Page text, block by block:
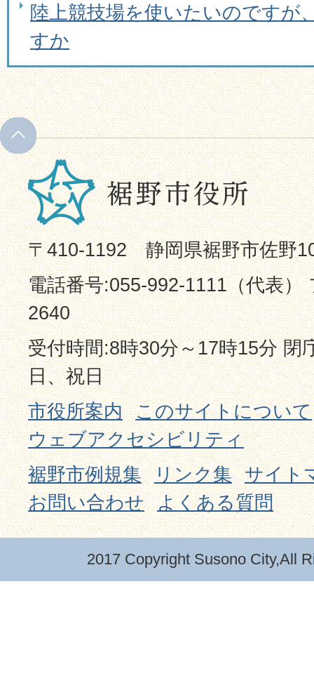
陸上競技場を使いたいのですが
すか
〒410-1192 静岡県裾野市佐野
電話番号:055-992-1111（代表）
2640
受付時間:8時30分～17時15分 閉
日、祝日
市役所案内
このサイトについて
ウェブアクセシビリティ
裾野市例規集
リンク集
サイト
お問い合わせ
よくある質問
2017 Copyright Susono City,All